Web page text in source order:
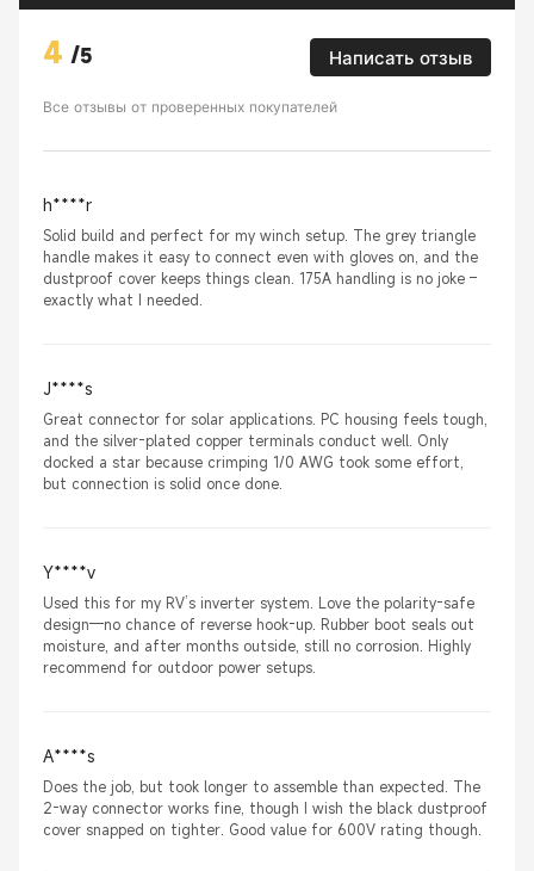
4 /5 Написать отзыв
Все отзывы от проверенных покупателей
h****r
Solid build and perfect for my winch setup. The grey triangle
handle makes it easy to connect even with gloves on, and the
dustproof cover keeps things clean. 175A handling is no joke –
exactly what I needed.
J****s
Great connector for solar applications. PC housing feels tough,
and the silver-plated copper terminals conduct well. Only
docked a star because crimping 1/0 AWG took some effort,
but connection is solid once done.
Y****v
Used this for my RV’s inverter system. Love the polarity-safe
design—no chance of reverse hook-up. Rubber boot seals out
moisture, and after months outside, still no corrosion. Highly
recommend for outdoor power setups.
A****s
Does the job, but took longer to assemble than expected. The
2-way connector works fine, though I wish the black dustproof
cover snapped on tighter. Good value for 600V rating though.